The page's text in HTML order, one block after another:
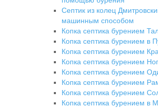
Септик из колец
машинным способом
Копка септика бурением
Копка септика бурением в
Копка септика бурением
Копка септика бурением
Копка септика бурением
Копка септика бурением
Копка септика бурением
Копка септика бурением в